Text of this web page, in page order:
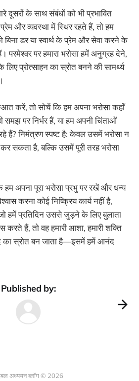
दूसरों के साथ संबंधों को भी प्रभावित
और व्यवस्था में स्थिर रहते हैं, तो हम
डर या स्वार्थ के प्रेम और सेवा करने के
परमेश्वर पर हमारा भरोसा हमें अनुग्रह देने,
प्रोत्साहन का स्रोत बनने की सामर्थ्य
करें, तो सोचें कि हम अपना भरोसा कहाँ
समझ पर निर्भर हैं, या हम अपनी चिंताओं
हैं? निमंत्रण स्पष्ट है: केवल उसमें भरोसा न
सकता है, बल्कि उसमें पूरी तरह भरोसा
अपना पूरा भरोसा प्रभु पर रखें और धन्य
करना कोई निष्क्रिय कार्य नहीं है,
हमें प्रतिदिन उससे जुड़ने के लिए बुलाता
करते हैं, तो वह हमारी आशा, हमारी शक्ति
का स्रोत बन जाता है—इसमें हमें आनंद
Published by:
अध्ययन ब्लॉग © 2026